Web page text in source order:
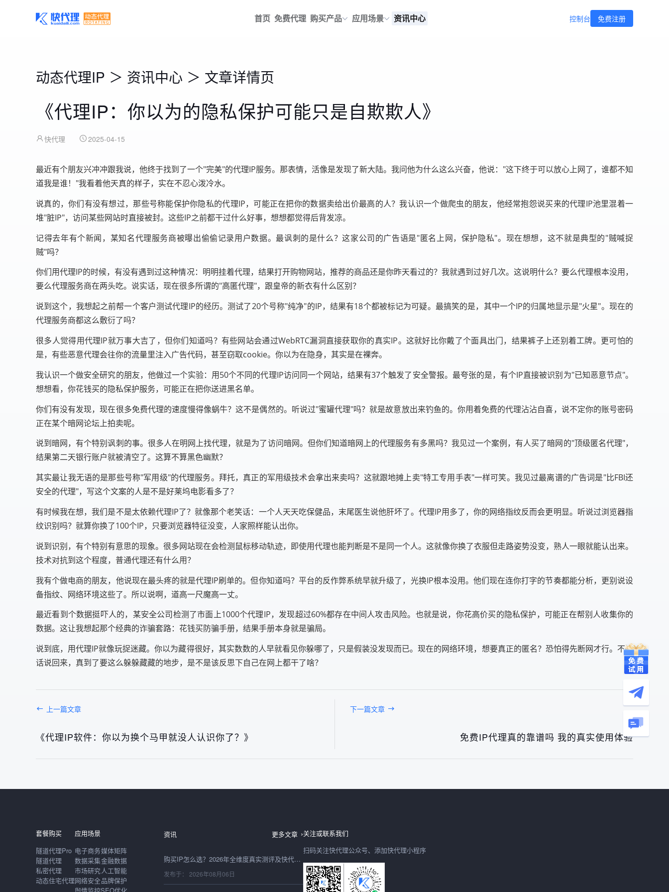
首页 免费代理 购买产品 应用场景 资讯中心 控制台 免费注册
动态代理IP ＞ 资讯中心 ＞ 文章详情页
《代理IP：你以为的隐私保护可能只是自欺欺人》
快代理 2025-04-15
最近有个朋友兴冲冲跟我说，他终于找到了一个"完美"的代理IP服务。那表情，活像是发现了新大陆。我问他为什么这么兴奋，他说："这下终于可以放心上网了，谁都不知
道我是谁！"我看着他天真的样子，实在不忍心泼冷水。
说真的，你们有没有想过，那些号称能保护你隐私的代理IP，可能正在把你的数据卖给出价最高的人？我认识一个做爬虫的朋友，他经常抱怨说买来的代理IP池里混着一
堆"脏IP"，访问某些网站时直接被封。这些IP之前都干过什么好事，想想都觉得后背发凉。
记得去年有个新闻，某知名代理服务商被曝出偷偷记录用户数据。最讽刺的是什么？这家公司的广告语是"匿名上网，保护隐私"。现在想想，这不就是典型的"贼喊捉
贼"吗？
你们用代理IP的时候，有没有遇到过这种情况：明明挂着代理，结果打开购物网站，推荐的商品还是你昨天看过的？我就遇到过好几次。这说明什么？要么代理根本没用，
要么代理服务商在两头吃。说实话，现在很多所谓的"高匿代理"，跟皇帝的新衣有什么区别？
说到这个，我想起之前帮一个客户测试代理IP的经历。测试了20个号称"纯净"的IP，结果有18个都被标记为可疑。最搞笑的是，其中一个IP的归属地显示是"火星"。现在的
代理服务商都这么敷衍了吗？
很多人觉得用代理IP就万事大吉了，但你们知道吗？有些网站会通过WebRTC漏洞直接获取你的真实IP。这就好比你戴了个面具出门，结果裤子上还别着工牌。更可怕的
是，有些恶意代理会往你的流量里注入广告代码，甚至窃取cookie。你以为在隐身，其实是在裸奔。
我认识一个做安全研究的朋友，他做过一个实验：用50个不同的代理IP访问同一个网站，结果有37个触发了安全警报。最夸张的是，有个IP直接被识别为"已知恶意节点"。
想想看，你花钱买的隐私保护服务，可能正在把你送进黑名单。
你们有没有发现，现在很多免费代理的速度慢得像蜗牛？这不是偶然的。听说过"蜜罐代理"吗？就是故意放出来钓鱼的。你用着免费的代理沾沾自喜，说不定你的账号密码
正在某个暗网论坛上拍卖呢。
说到暗网，有个特别讽刺的事。很多人在明网上找代理，就是为了访问暗网。但你们知道暗网上的代理服务有多黑吗？我见过一个案例，有人买了暗网的"顶级匿名代理"，
结果第二天银行账户就被清空了。这算不算黑色幽默？
其实最让我无语的是那些号称"军用级"的代理服务。拜托，真正的军用级技术会拿出来卖吗？这就跟地摊上卖"特工专用手表"一样可笑。我见过最离谱的广告词是"比FBI还
安全的代理"，写这个文案的人是不是好莱坞电影看多了？
有时候我在想，我们是不是太依赖代理IP了？就像那个老笑话：一个人天天吃保健品，末尾医生说他肝坏了。代理IP用多了，你的网络指纹反而会更明显。听说过浏览器指
纹识别吗？就算你换了100个IP，只要浏览器特征没变，人家照样能认出你。
说到识别，有个特别有意思的现象。很多网站现在会检测鼠标移动轨迹，即使用代理也能判断是不是同一个人。这就像你换了衣服但走路姿势没变，熟人一眼就能认出来。
技术对抗到这个程度，普通代理还有什么用？
我有个做电商的朋友，他说现在最头疼的就是代理IP刷单的。但你知道吗？平台的反作弊系统早就升级了，光换IP根本没用。他们现在连你打字的节奏都能分析，更别说设
备指纹、网络环境这些了。所以说啊，道高一尺魔高一丈。
最近看到个数据挺吓人的，某安全公司检测了市面上1000个代理IP，发现超过60%都存在中间人攻击风险。也就是说，你花高价买的隐私保护，可能正在帮别人收集你的
数据。这让我想起那个经典的诈骗套路：花钱买防骗手册，结果手册本身就是骗局。
说到底，用代理IP就像玩捉迷藏。你以为藏得很好，其实数数的人早就看见你躲哪了，只是假装没发现而已。现在的网络环境，想要真正的匿名？恐怕得先断网才行。不过
话说回来，真到了要这么躲躲藏藏的地步，是不是该反思下自己在网上都干了啥？
上一篇文章
《代理IP软件：你以为换个马甲就没人认识你了？》
下一篇文章
免费IP代理真的靠谱吗 我的真实使用体验
套餐购买
隧道代理Pro
隧道代理
私密代理
动态住宅代理
应用场景
电子商务
数据采集
市场研究
网络安全
媒体矩阵
金融数据
人工智能
品牌保护
资讯 更多文章
发布于： 2026年08月06日
购买IP怎么选？2026年全维度真实测评及快代理合规选型避坑指南
发布于： 2026年08月06日
关注或联系我们
扫码关注快代理公众号、添加快代理小程序